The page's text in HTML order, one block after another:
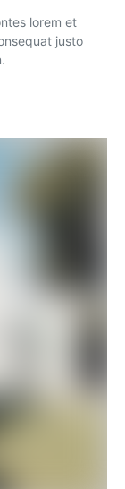
lorem et
justo